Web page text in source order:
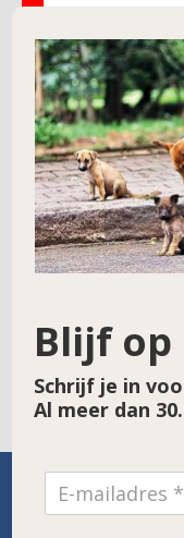
Naam*
E-mail*
Site
Blijf op
Schrijf je in
Al meer dan